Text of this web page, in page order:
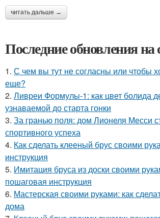
читать дальше →
Последние обновления на
1. С чем вы тут не согласны или чтобы
еще?
2. Ливреи Формулы-1: как цвет болида
узнаваемой до старта гонки
3. За гранью поля: дом Лионеля Месси
спортивного успеха
4. Как сделать клееный брус своими
инструкция
5. Имитация бруса из доски своими
пошаговая инструкция
6. Мастерская своими руками: как
дома